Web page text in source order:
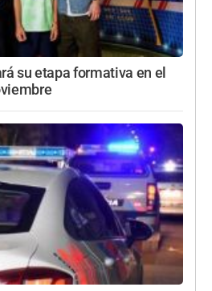
su etapa formativa en el